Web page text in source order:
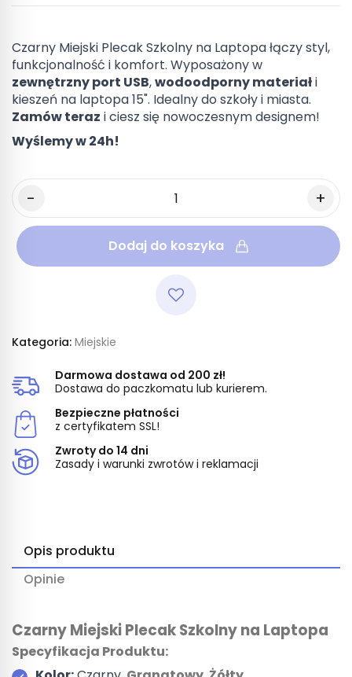
Czarny Miejski Plecak Szkolny na Laptopa łączy styl,
funkcjonalność i komfort. Wyposażony w
zewnętrzny port USB,wodoodporny materiałi
kieszeń na laptopa 15". Idealny do szkoły i miasta.
Zamów teraz i ciesz się nowoczesnym designem!
Wyślemy w 24h!
Dodaj do koszyka
Kategoria: Miejskie
Darmowa dostawa od 200 zł!
Dostawa do paczkomatu lub kurierem.
Bezpieczne płatności
z certyfikatem SSL!
Zwroty do 14 dni
Zasady i warunki zwrotów i reklamacji
Opis produktu
Opinie
Czarny Miejski Plecak Szkolny na Laptopa
Specyfikacja Produktu: